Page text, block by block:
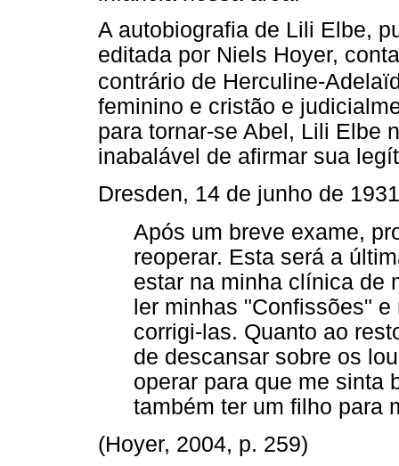
A autobiografia de Lili Elbe,
editada por Niels Hoyer,
contrário de Herculine-
feminino e cristão e
para tornar-se Abel, Lili Elbe
inabalável de afirmar sua
Dresden, 14 de junho de
Após um breve exame,
reoperar. Esta será a
estar na minha clínica de
ler minhas "Confissões"
corrigi-las. Quanto ao
de descansar sobre os
operar para que me sinta
também ter um filho para
(Hoyer, 2004, p. 259)